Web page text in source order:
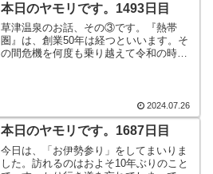
本日のヤモリです。1493日目
草津温泉のお話、その③です。『熱帯
圏』は、創業50年は経つといいます。そ
の間危機を何度も乗り越えて令和の時代
当てに来園したのでした。そんなこんな
で、本日のヤモリです。
2024.07.26
本日のヤモリです。1687日目
今日は、「お伊勢参り」をしてまいりま
した。訪れるのはおよそ10年ぶりのこと